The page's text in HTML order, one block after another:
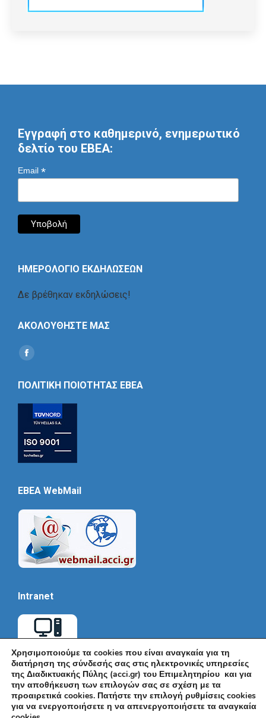
Εγγραφή στο καθημερινό, ενημερωτικό
δελτίο του ΕΒΕΑ:
Email *
ΗΜΕΡΟΛΟΓΙΟ ΕΚΔΗΛΩΣΕΩΝ
Δε βρέθηκαν εκδηλώσεις!
ΑΚΟΛΟΥΘΗΣΤΕ ΜΑΣ
Find us on:
Social
ΠΟΛΙΤΙΚΗ ΠΟΙΟΤΗΤΑΣ ΕΒΕΑ
EBEA WebMail
Intranet
Χρησιμοποιούμε τα cookies που είναι αναγκαία για τη
διατήρηση της σύνδεσής σας στις ηλεκτρονικές υπηρεσίες
της Διαδικτυακής Πύλης (acci.gr) του Επιμελητηρίου και για
την αποθήκευση των επιλογών σας σε σχέση με τα
προαιρετικά cookies. Πατήστε την επιλογή ρυθμίσεις cookies
για να ενεργοποιήσετε η να απενεργοποιήσετε τα αναγκαία